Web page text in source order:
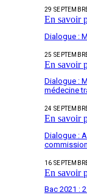
29
En savoir
Dialogue :
25
En savoir
Dialogue :
médecine
24
En savoir
Dialogue :
16
En savoir
Bac 2021 :